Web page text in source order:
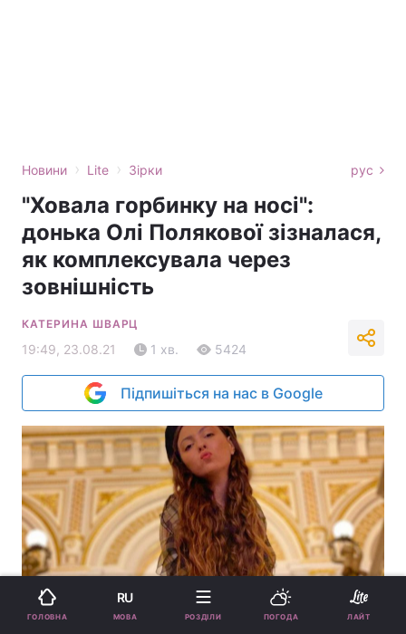
Новини › Lite › Зірки рус
"Ховала горбинку на носі":
донька Олі Полякової зізналася,
як комплексувала через
зовнішність
КАТЕРИНА ШВАРЦ
19:49, 23.08.21 1 хв. 5424
Підпишіться на нас в Google
Маша Полякова / фото instagram.com/mashapolyakova
ГОЛОВНА
RU
МОВА РОЗДІЛИ ПОГОДА ЛАЙТ